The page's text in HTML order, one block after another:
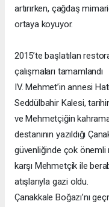
artırırken, çağdaş
ortaya koyuyor.
2015’te başlatılan
çalışmaları tamamlandı
IV. Mehmet’in annesi
Seddülbahir Kalesi,
ve Mehmetçiğin
destanının yazıldığı
güvenliğinde çok önemli
karşı Mehmetçik ile
atışlarıyla gazi oldu.
Çanakkale Boğazı’nı